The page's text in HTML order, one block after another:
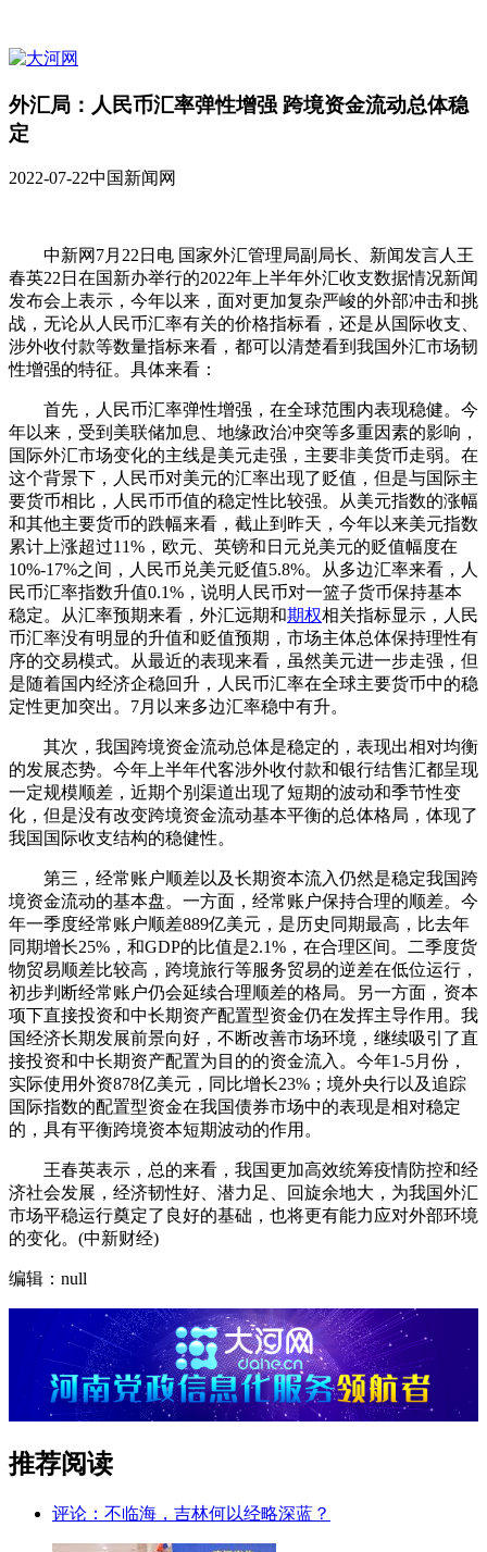
外汇局：人民币汇率弹性增强 跨境资金流动总体稳
定
2022-07-22中国新闻网
中新网7月22日电 国家外汇管理局副局长、新闻发言人王
春英22日在国新办举行的2022年上半年外汇收支数据情况新闻
发布会上表示，今年以来，面对更加复杂严峻的外部冲击和挑
战，无论从人民币汇率有关的价格指标看，还是从国际收支、
涉外收付款等数量指标来看，都可以清楚看到我国外汇市场韧
性增强的特征。具体来看：
首先，人民币汇率弹性增强，在全球范围内表现稳健。今
年以来，受到美联储加息、地缘政治冲突等多重因素的影响，
国际外汇市场变化的主线是美元走强，主要非美货币走弱。在
这个背景下，人民币对美元的汇率出现了贬值，但是与国际主
要货币相比，人民币币值的稳定性比较强。从美元指数的涨幅
和其他主要货币的跌幅来看，截止到昨天，今年以来美元指数
累计上涨超过11%，欧元、英镑和日元兑美元的贬值幅度在
10%-17%之间，人民币兑美元贬值5.8%。从多边汇率来看，人
民币汇率指数升值0.1%，说明人民币对一篮子货币保持基本
稳定。从汇率预期来看，外汇远期和期权相关指标显示，人民
币汇率没有明显的升值和贬值预期，市场主体总体保持理性有
序的交易模式。从最近的表现来看，虽然美元进一步走强，但
是随着国内经济企稳回升，人民币汇率在全球主要货币中的稳
定性更加突出。7月以来多边汇率稳中有升。
其次，我国跨境资金流动总体是稳定的，表现出相对均衡
的发展态势。今年上半年代客涉外收付款和银行结售汇都呈现
一定规模顺差，近期个别渠道出现了短期的波动和季节性变
化，但是没有改变跨境资金流动基本平衡的总体格局，体现了
我国国际收支结构的稳健性。
第三，经常账户顺差以及长期资本流入仍然是稳定我国跨
境资金流动的基本盘。一方面，经常账户保持合理的顺差。今
年一季度经常账户顺差889亿美元，是历史同期最高，比去年
同期增长25%，和GDP的比值是2.1%，在合理区间。二季度货
物贸易顺差比较高，跨境旅行等服务贸易的逆差在低位运行，
初步判断经常账户仍会延续合理顺差的格局。另一方面，资本
项下直接投资和中长期资产配置型资金仍在发挥主导作用。我
国经济长期发展前景向好，不断改善市场环境，继续吸引了直
接投资和中长期资产配置为目的的资金流入。今年1-5月份，
实际使用外资878亿美元，同比增长23%；境外央行以及追踪
国际指数的配置型资金在我国债券市场中的表现是相对稳定
的，具有平衡跨境资本短期波动的作用。
王春英表示，总的来看，我国更加高效统筹疫情防控和经
济社会发展，经济韧性好、潜力足、回旋余地大，为我国外汇
市场平稳运行奠定了良好的基础，也将更有能力应对外部环境
的变化。(中新财经)
编辑：null
推荐阅读
评论：不临海，吉林何以经略深蓝？